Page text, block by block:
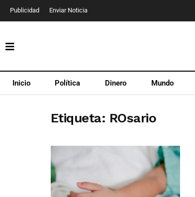
Publicidad Enviar Noticia
Inicio Política Dinero Mundo
Etiqueta: ROsario